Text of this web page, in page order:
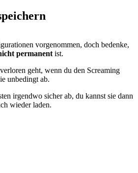
vorgenommen, doch bedenke,
permanent ist.
geht, wenn du den Screaming
unbedingt ab.
irgendwo sicher ab, du kannst sie dann
wieder laden.